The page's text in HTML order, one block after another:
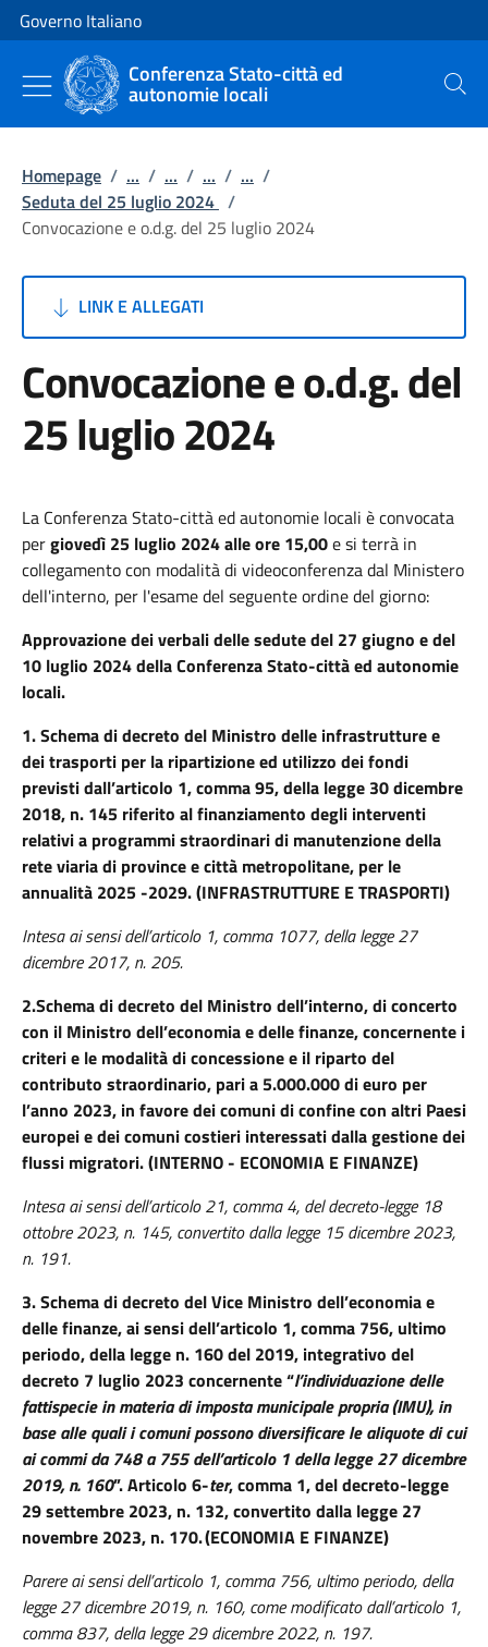
Vai al contenuto
Vai alla navigazione del sito
Governo Italiano
Conferenza Stato-città ed
autonomie locali Cerca
Homepage / ... / ... / ... / ... /
Seduta del 25 luglio 2024 /
Convocazione e o.d.g. del 25 luglio 2024
LINK E ALLEGATI
Convocazione e o.d.g. del
25 luglio 2024
La Conferenza Stato-città ed autonomie locali è convocata
pergiovedì 25 luglio 2024 alle ore 15,00e si terrà in
collegamento con modalità di videoconferenza dal Ministero
dell'interno, per l'esame del seguente ordine del giorno:
Approvazione dei verbali delle sedute del 27 giugno e del
10 luglio 2024 della Conferenza Stato-città ed autonomie
locali.
1.Schema di decreto del Ministro delle infrastrutture e
dei trasporti per la ripartizione ed utilizzo dei fondi
previsti dall’articolo 1, comma 95, della legge 30 dicembre
2018, n. 145 riferito al finanziamento degli interventi
relativi a programmi straordinari di manutenzione della
rete viaria di province e città metropolitane, per le
annualità 2025 -2029. (INFRASTRUTTURE E TRASPORTI)
Intesa ai sensi dell’articolo 1, comma 1077, della legge 27
dicembre 2017, n. 205.
2.Schema di decreto del Ministro dell’interno, di concerto
con il Ministro dell’economia e delle finanze, concernente i
criteri e le modalità di concessione e il riparto del
contributo straordinario, pari a 5.000.000 di euro per
l’anno 2023, in favore dei comuni di confine con altri Paesi
europei e dei comuni costieri interessati dalla gestione dei
flussi migratori. (INTERNO - ECONOMIA E FINANZE)
Intesa ai sensi dell’articolo 21, comma 4, del decreto-legge 18
ottobre 2023, n. 145, convertito dalla legge 15 dicembre 2023,
n. 191.
3.Schema di decreto del Vice Ministro dell’economia e
delle finanze, ai sensi dell’articolo 1, comma 756, ultimo
periodo, della legge n. 160 del 2019, integrativo del
decreto 7 luglio 2023 concernente “l’individuazione delle
fattispecie in materia di imposta municipale propria (IMU), in
base alle quali i comuni possono diversificare le aliquote di cui
ai commi da 748 a 755 dell’articolo 1 della legge 27 dicembre
2019, n. 160”. Articolo 6-ter, comma 1, del decreto-legge
29 settembre 2023, n. 132, convertito dalla legge 27
novembre 2023, n. 170. (ECONOMIA E FINANZE)
Parere ai sensi dell’articolo 1, comma 756, ultimo periodo, della
legge 27 dicembre 2019, n. 160, come modificato dall’articolo 1,
comma 837, della legge 29 dicembre 2022, n. 197.